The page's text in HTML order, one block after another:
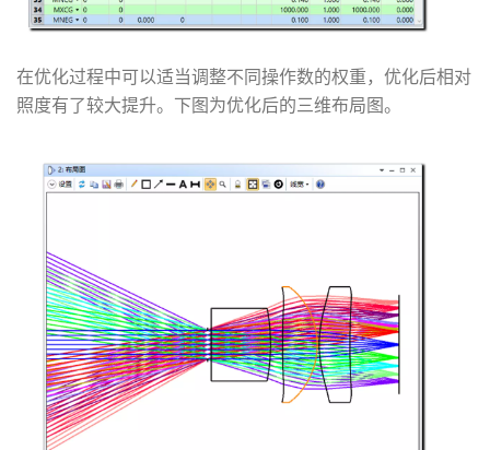
在优化过程中可以适当调整不同操作数的权重，优化后相对
照度有了较大提升。下图为优化后的三维布局图。